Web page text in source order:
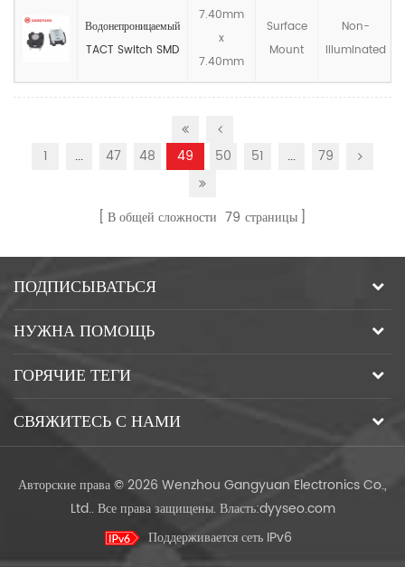
Водонепроницаемый
TACT Switch SMD
7.40mm
x
7.40mm
Surface
Mount
Non-
llluminated
1 ... 47 48 49 50 51 ... 79
В общей сложности 79 страницы
ПОДПИСЫВАТЬСЯ
НУЖНА ПОМОЩЬ
ГОРЯЧИЕ ТЕГИ
СВЯЖИТЕСЬ С НАМИ
Авторские права © 2026 Wenzhou Gangyuan Electronics Co.,
Ltd.. Все права защищены.Власть:dyyseo.com
Поддерживается сеть IPv6